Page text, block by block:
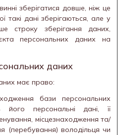
зберігатися довше, ніж це
такі дані зберігаються, але у
строку зберігання даних,
персональних даних на
даних
має право:
бази персональних
його персональні дані, її
місцезнаходження та/
(перебування) володільця чи